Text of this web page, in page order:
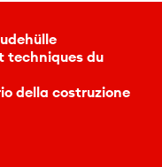
techniques du
della costruzione